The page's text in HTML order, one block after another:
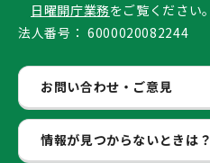
日曜開庁業務をご覧ください。
法人番号： 6000020082244
お問い合わせ・ご意見
情報が見つからないときは？